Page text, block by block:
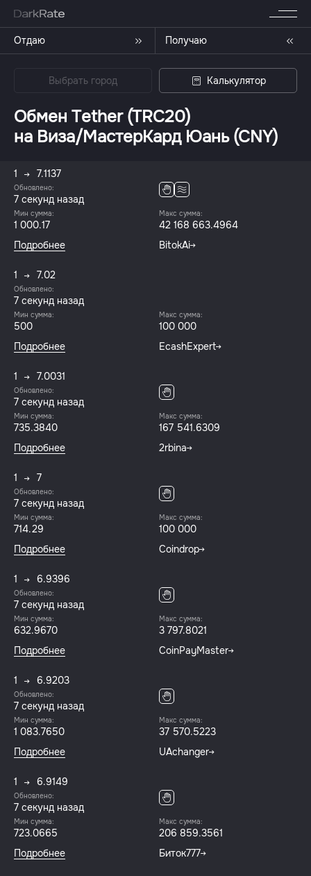
Отдаю Получаю
Выбрать город Калькулятор
Обмен Tether (TRC20)
на Виза/МастерКард Юань (CNY)
1 7.1137
Обновлено:
8 секунд назад
Мин сумма:
1 000.17
Макс сумма:
42 168 663.4964
Подробнее
BitokAi
1 7.02
Обновлено:
8 секунд назад
Мин сумма:
500
Макс сумма:
100 000
Подробнее
EcashExpert
1 7.0031
Обновлено:
8 секунд назад
Мин сумма:
735.3840
Макс сумма:
167 541.6309
Подробнее
2rbina
1 7
Обновлено:
8 секунд назад
Мин сумма:
714.29
Макс сумма:
100 000
Подробнее
Coindrop
1 6.9396
Обновлено:
8 секунд назад
Мин сумма:
632.9670
Макс сумма:
3 797.8021
Подробнее
CoinPayMaster
1 6.9203
Обновлено:
8 секунд назад
Мин сумма:
1 083.7650
Макс сумма:
37 570.5223
Подробнее
UAchanger
1 6.9149
Обновлено:
8 секунд назад
Мин сумма:
723.0665
Макс сумма:
206 859.3561
Подробнее
Биток777